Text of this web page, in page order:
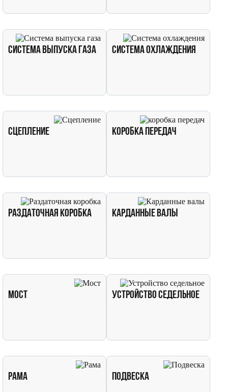
Система выпуска газа Система охлаждения
Сцепление коробка передач
Раздаточная коробка Карданные валы
Мост Устройство седельное
Рама Подвеска